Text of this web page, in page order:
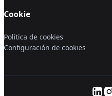
Cookie
Política de cookies
Configuración de cookies